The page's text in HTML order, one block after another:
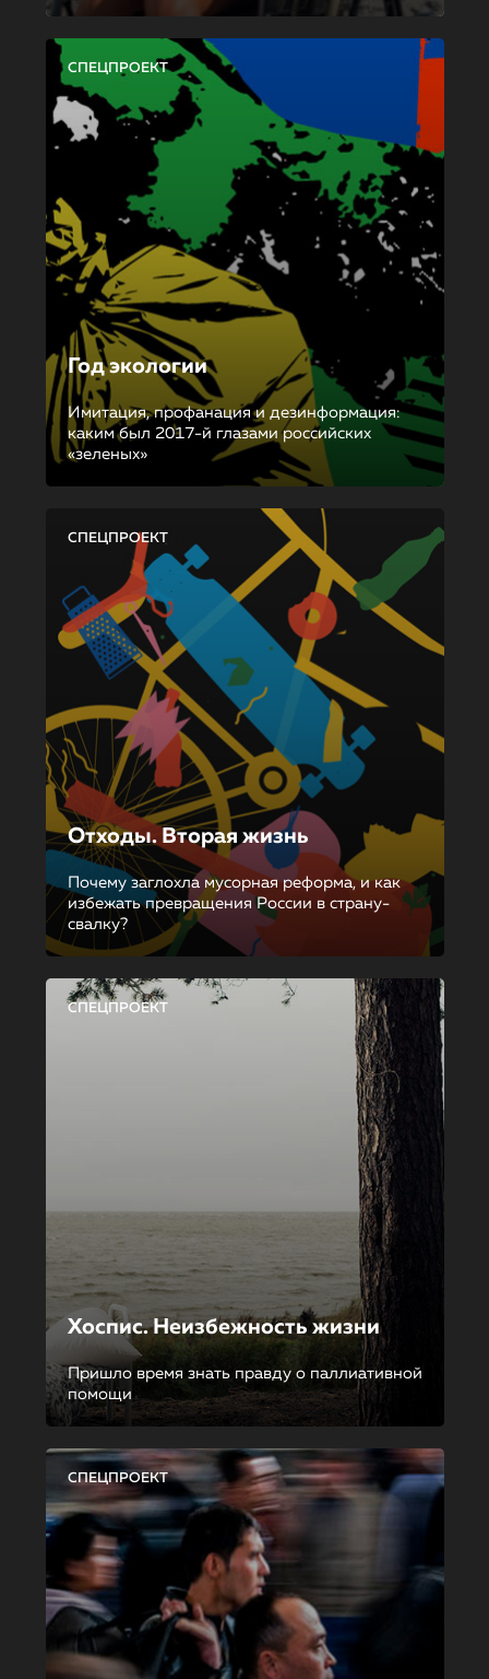
СПЕЦПРОЕКТ
Год экологии
Имитация, профанация и дезинформация:
каким был 2017-й глазами российских
«зеленых»
СПЕЦПРОЕКТ
Отходы. Вторая жизнь
Почему заглохла мусорная реформа, и как
избежать превращения России в страну-
свалку?
СПЕЦПРОЕКТ
Хоспис. Неизбежность жизни
Пришло время знать правду о паллиативной
помощи
СПЕЦПРОЕКТ